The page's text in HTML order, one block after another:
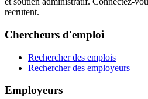
recrutent.
Chercheurs d'emploi
Rechercher des emplois
Rechercher des employeurs
Employeurs